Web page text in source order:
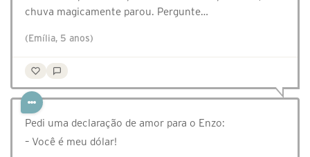
chuva magicamente parou. Pergunte…
(Emília, 5 anos)
Pedi uma declaração de amor para o Enzo:
– Você é meu dólar!